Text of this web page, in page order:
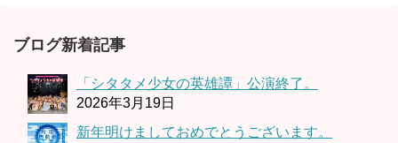
ブログ新着記事
「シタタメ少女の英雄譚」公演終了。
2026年3月19日
新年明けましておめでとうございます。